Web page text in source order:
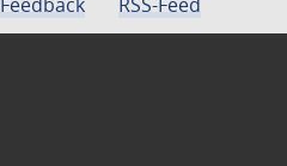
Feedback RSS-Feed